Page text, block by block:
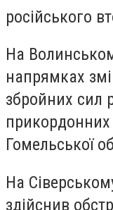
російського
На
напрямках
збройних сил
прикордонних
Гомельської
На
здійснив